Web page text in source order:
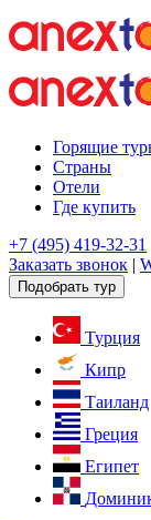
Горящие
Страны
Отели
Где купить
+7 (495) 419-32-31
Заказать звонок |
Подобрать тур
Турция
Кипр
Таиланд
Греция
Египет